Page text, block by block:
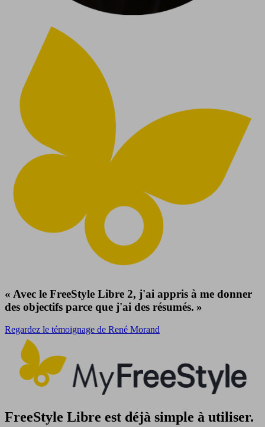
« Avec le FreeStyle Libre 2, j'ai appris à me donner
des objectifs parce que j'ai des résumés. »
Regardez le témoignage de René Morand
FreeStyle Libre est déjà simple à utiliser.